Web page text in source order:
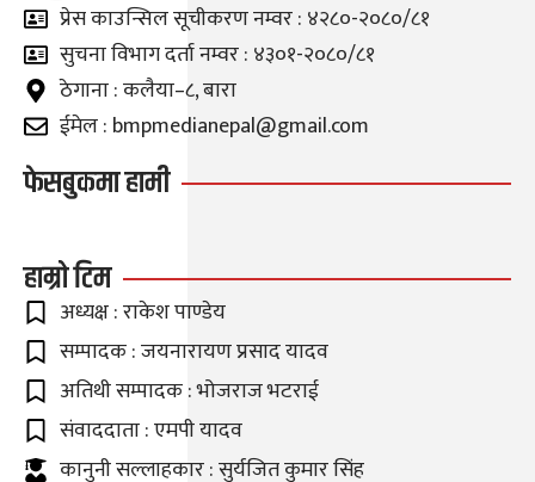
प्रेस काउन्सिल सूचीकरण नम्वर : ४२८०-२०८०/८१
सुचना विभाग दर्ता नम्वर : ४३०१-२०८०/८१
ठेगाना : कलैया–८, बारा
ईमेल : bmpmedianepal@gmail.com
फेसबुकमा हामी
हाम्रो टिम
अध्यक्ष : राकेश पाण्डेय
सम्पादक : जयनारायण प्रसाद यादव
अतिथी सम्पादक : भोजराज भटराई
संवाददाता : एमपी यादव
कानुनी सल्लाहकार : सुर्यजित कुमार सिंह